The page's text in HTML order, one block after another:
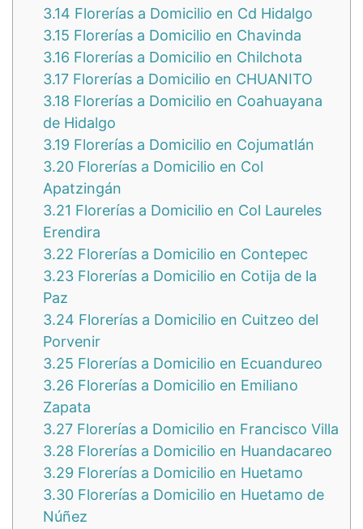
3.14 Florerías a Domicilio en Cd Hidalgo
3.15 Florerías a Domicilio en Chavinda
3.16 Florerías a Domicilio en Chilchota
3.17 Florerías a Domicilio en CHUANITO
3.18 Florerías a Domicilio en Coahuayana
de Hidalgo
3.19 Florerías a Domicilio en Cojumatlán
3.20 Florerías a Domicilio en Col
Apatzingán
3.21 Florerías a Domicilio en Col Laureles
Erendira
3.22 Florerías a Domicilio en Contepec
3.23 Florerías a Domicilio en Cotija de la
Paz
3.24 Florerías a Domicilio en Cuitzeo del
Porvenir
3.25 Florerías a Domicilio en Ecuandureo
3.26 Florerías a Domicilio en Emiliano
Zapata
3.27 Florerías a Domicilio en Francisco Villa
3.28 Florerías a Domicilio en Huandacareo
3.29 Florerías a Domicilio en Huetamo
3.30 Florerías a Domicilio en Huetamo de
Núñez